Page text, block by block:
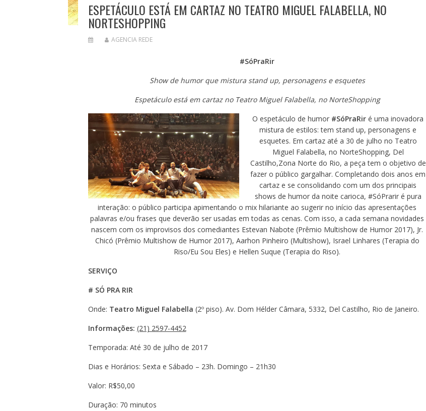
ESPETÁCULO ESTÁ EM CARTAZ NO TEATRO MIGUEL FALABELLA, NO
NORTESHOPPING
AGENCIA REDE
#SóPraRir
Show de humor que mistura stand up, personagens e esquetes
Espetáculo está em cartaz no Teatro Miguel Falabella, no NorteShopping
O espetáculo de humor #SóPraRir é uma inovadora
mistura de estilos: tem stand up, personagens e
esquetes. Em cartaz até a 30 de julho no Teatro
Miguel Falabella, no NorteShopping, Del
Castilho,Zona Norte do Rio, a peça tem o objetivo de
fazer o público gargalhar. Completando dois anos em
cartaz e se consolidando com um dos principais
shows de humor da noite carioca, #SóPrarir é pura
interação: o público participa apimentando o mix hilariante ao sugerir no início das apresentações
palavras e/ou frases que deverão ser usadas em todas as cenas. Com isso, a cada semana novidades
nascem com os improvisos dos comediantes Estevan Nabote (Prêmio Multishow de Humor 2017), Jr.
Chicó (Prêmio Multishow de Humor 2017), Aarhon Pinheiro (Multishow), Israel Linhares (Terapia do
Riso/Eu Sou Eles) e Hellen Suque (Terapia do Riso).
SERVIÇO
# SÓ PRA RIR
Onde: Teatro Miguel Falabella (2º piso). Av. Dom Hélder Câmara, 5332, Del Castilho, Rio de Janeiro.
Informações: (21) 2597-4452
Temporada: Até 30 de julho de 2017
Dias e Horários: Sexta e Sábado – 23h. Domingo – 21h30
Valor: R$50,00
Duração: 70 minutos